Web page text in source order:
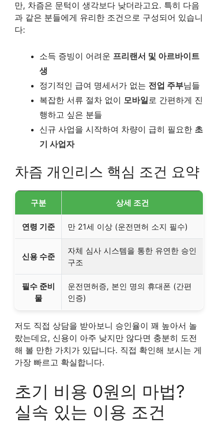
만, 차즘은 문턱이 생각보다 낮더라고요. 특히 다음
과 같은 분들에게 유리한 조건으로 구성되어 있습니
다:
소득 증빙이 어려운 프리랜서 및 아르바이트
생
정기적인 급여 명세서가 없는 전업 주부님들
복잡한 서류 절차 없이 모바일 로 간편하게 진
행하고 싶은 분들
신규 사업을 시작하여 차량이 급히 필요한 초
기 사업자
차즘 개인리스 핵심 조건 요약
구분 상세 조건
연령 기준 만 21세 이상 (운전면허 소지 필수)
신용 수준
자체 심사 시스템을 통한 유연한 승인
구조
필수 준비
물
운전면허증, 본인 명의 휴대폰 (간편
인증)
저도 직접 상담을 받아보니 승인율이 꽤 높아서 놀
랐는데요, 신용이 아주 낮지만 않다면 충분히 도전
해 볼 만한 가치가 있답니다. 직접 확인해 보시는 게
가장 빠르고 확실합니다.
초기 비용 0원의 마법?
실속 있는 이용 조건